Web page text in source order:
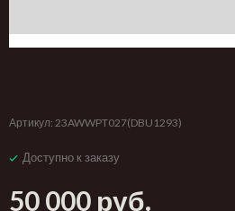
Артикул: 23AWWPT027(DBU1293)
Доступно к заказу
50 000 руб.